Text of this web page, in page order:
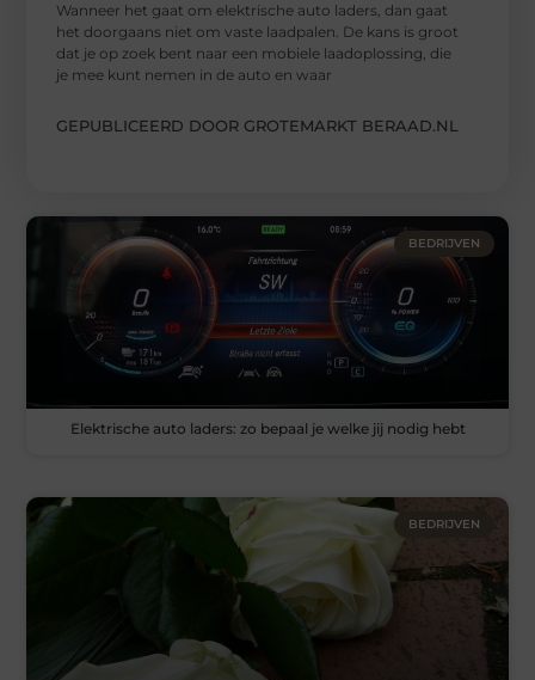
Wanneer het gaat om elektrische auto laders, dan gaat
het doorgaans niet om vaste laadpalen. De kans is groot
dat je op zoek bent naar een mobiele laadoplossing, die
je mee kunt nemen in de auto en waar
GEPUBLICEERD DOOR GROTEMARKT BERAAD.NL
BEDRIJVEN
Elektrische auto laders: zo bepaal je welke jij nodig hebt
BEDRIJVEN